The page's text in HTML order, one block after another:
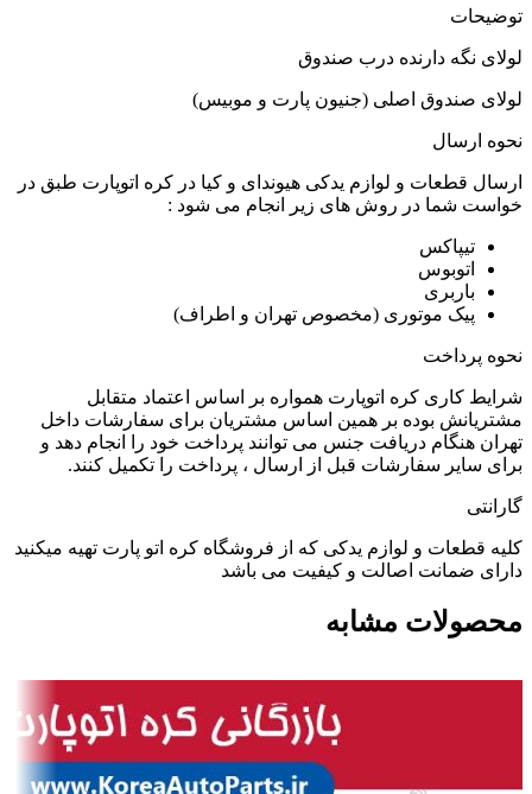
توضیحات
لولای نگه دارنده درب صندوق
لولای صندوق اصلی (جنیون پارت و موبیس)
نحوه ارسال
ارسال قطعات و لوازم یدکی هیوندای و کیا در کره اتوپارت طبق در
خواست شما در روش های زیر انجام می شود :
تیپاکس
اتوبوس
باربری
پیک موتوری (مخصوص تهران و اطراف)
نحوه پرداخت
شرایط کاری کره اتوپارت همواره بر اساس اعتماد متقابل
مشتریانش بوده بر همین اساس مشتریان برای سفارشات داخل
تهران هنگام دریافت جنس می توانند پرداخت خود را انجام دهد و
برای سایر سفارشات قبل از ارسال ، پرداخت را تکمیل کنند.
گارانتی
کلیه قطعات و لوازم یدکی که از فروشگاه کره اتو پارت تهیه میکنید
دارای ضمانت اصالت و کیفیت می باشد
محصولات مشابه